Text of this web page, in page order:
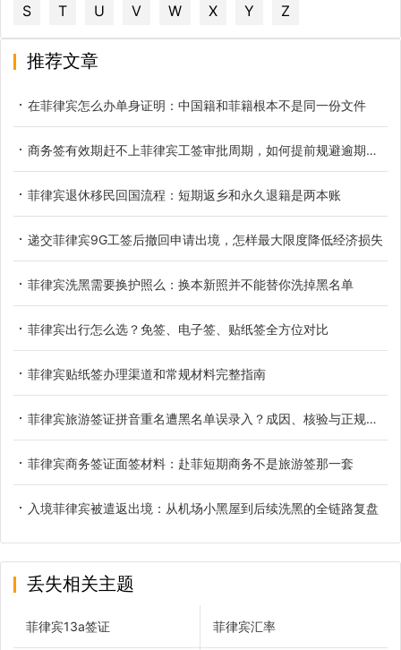
S T U V W X Y Z
推荐文章
在菲律宾怎么办单身证明：中国籍和菲籍根本不是同一份文件
商务签有效期赶不上菲律宾工签审批周期，如何提前规避逾期滞留
菲律宾退休移民回国流程：短期返乡和永久退籍是两本账
递交菲律宾9G工签后撤回申请出境，怎样最大限度降低经济损失
菲律宾洗黑需要换护照么：换本新照并不能替你洗掉黑名单
菲律宾出行怎么选？免签、电子签、贴纸签全方位对比
菲律宾贴纸签办理渠道和常规材料完整指南
菲律宾旅游签证拼音重名遭黑名单误录入？成因、核验与正规解决办法
菲律宾商务签证面签材料：赴菲短期商务不是旅游签那一套
入境菲律宾被遣返出境：从机场小黑屋到后续洗黑的全链路复盘
丢失相关主题
菲律宾13a签证 菲律宾汇率